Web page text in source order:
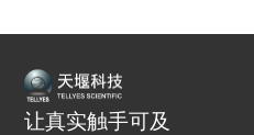
让真实触手可及